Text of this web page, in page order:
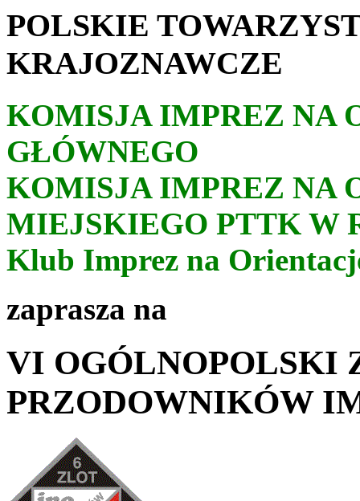
POLSKIE
KRAJOZNAWCZE
KOMISJA IMPREZ NA
GŁÓWNEGO
KOMISJA IMPREZ NA
MIEJSKIEGO PTTK W
Klub Imprez na
zaprasza na
VI OGÓLNOPOLSKI
PRZODOWNIKÓW